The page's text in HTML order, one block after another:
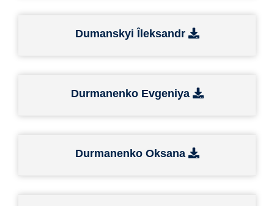
Dumanskyi Îleksandr
Durmanenko Evgeniya
Durmanenko Oksana